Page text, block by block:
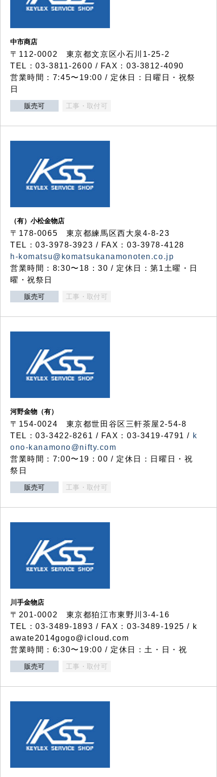
中市商店
〒112-0002 東京都文京区小石川1-25-2
TEL：03-3811-2600 / FAX：03-3812-4090
営業時間：7:45〜19:00 / 定休日：日曜日・祝祭
日
販売可 工事・取付可
（有）小松金物店
〒178-0065 東京都練馬区西大泉4-8-23
TEL：03-3978-3923 / FAX：03-3978-4128
h-komatsu@komatsukanamonoten.co.jp
営業時間：8:30〜18：30 / 定休日：第1土曜・日
曜・祝祭日
販売可 工事・取付可
河野金物（有）
〒154-0024 東京都世田谷区三軒茶屋2-54-8
TEL：03-3422-8261 / FAX：03-3419-4791 / k
ono-kanamono@nifty.com
営業時間：7:00〜19：00 / 定休日：日曜日・祝
祭日
販売可 工事・取付可
川手金物店
〒201-0002 東京都狛江市東野川3-4-16
TEL：03-3489-1893 / FAX：03-3489-1925 / k
awate2014gogo@icloud.com
営業時間：6:30〜19:00 / 定休日：土・日・祝
販売可 工事・取付可